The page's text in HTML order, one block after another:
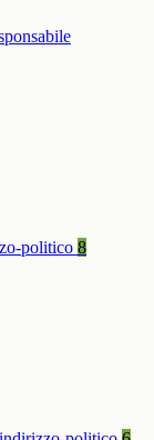
politico 8